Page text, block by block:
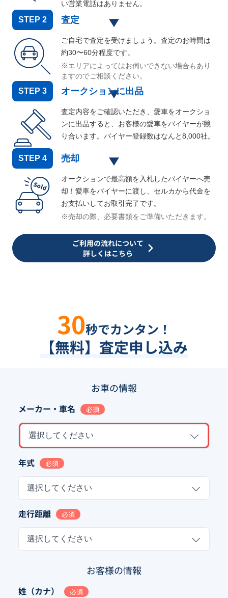
い営業電話はありません。
STEP 2 査定
ご自宅で査定を受けましょう。査定のお時間は
約30〜60分程度です。
※エリアによってはお伺いできない場合もあり
ますのでご相談ください。
STEP 3 オークションに出品
査定内容をご確認いただき、愛車をオークショ
ンに出品すると、お客様の愛車をバイヤーが競
り合います。バイヤー登録数はなんと8,000社。
STEP 4 売却
オークションで最高額を入札したバイヤーへ売
却！愛車をバイヤーに渡し、セルカから代金を
お支払いしてお取引完了です。
※売却の際、必要書類をご準備いただきます。
ご利用の流れについて
詳しくはこちら
30秒でカンタン！
【無料】査定申し込み
お車の情報
メーカー・車名 必須
選択してください
年式 必須
選択してください
走行距離 必須
選択してください
お客様の情報
姓（カナ） 必須